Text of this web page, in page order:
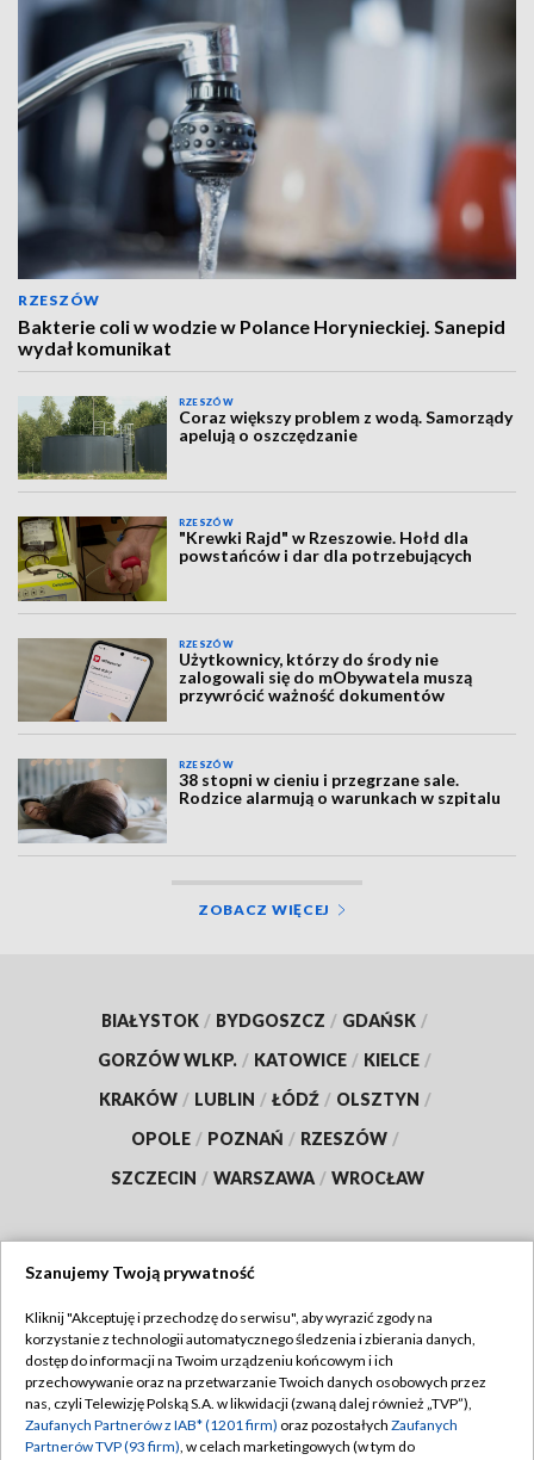
RZESZÓW
Bakterie coli w wodzie w Polance Horynieckiej. Sanepid
wydał komunikat
RZESZÓW
Coraz większy problem z wodą. Samorządy
apelują o oszczędzanie
RZESZÓW
"Krewki Rajd" w Rzeszowie. Hołd dla
powstańców i dar dla potrzebujących
RZESZÓW
Użytkownicy, którzy do środy nie
zalogowali się do mObywatela muszą
przywrócić ważność dokumentów
RZESZÓW
38 stopni w cieniu i przegrzane sale.
Rodzice alarmują o warunkach w szpitalu
ZOBACZ WIĘCEJ
BIAŁYSTOK / BYDGOSZCZ / GDAŃSK /
GORZÓW WLKP. / KATOWICE / KIELCE /
KRAKÓW / LUBLIN / ŁÓDŹ / OLSZTYN /
OPOLE / POZNAŃ / RZESZÓW /
SZCZECIN / WARSZAWA / WROCŁAW
TVP
Abonament TVP
Emisja w TVP
Regulamin TVP
Polityka prywatności
Szanujemy Twoją prywatność
Kliknij "Akceptuję i przechodzę do serwisu", aby wyrazić zgody na
korzystanie z technologii automatycznego śledzenia i zbierania danych,
dostęp do informacji na Twoim urządzeniu końcowym i ich
przechowywanie oraz na przetwarzanie Twoich danych osobowych przez
nas, czyli Telewizję Polską S.A. w likwidacji (zwaną dalej również „TVP”),
Zaufanych Partnerów z IAB* (1201 firm) oraz pozostałych Zaufanych
Partnerów TVP (93 firm), w celach marketingowych (w tym do